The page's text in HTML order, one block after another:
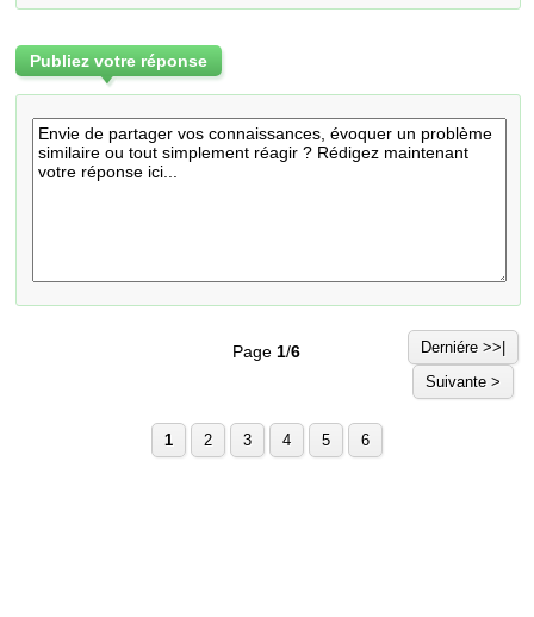
Publiez votre réponse
Page 1/6
Derniére >>|
Suivante >
1 2 3 4 5 6